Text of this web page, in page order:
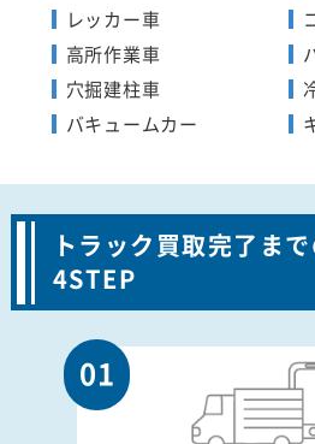
レッカー車
高所作業車
穴掘建柱車
バキュームカー
トラック買取完了ま
4STEP
01